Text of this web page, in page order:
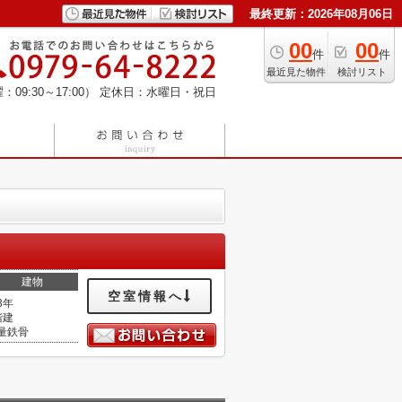
最終更新：2026年08月06日
00件
最近見た物件
00件
検討リスト
09:30～17:00） 定休日：水曜日・祝日
建物
年
建
鉄骨
空室情報へ